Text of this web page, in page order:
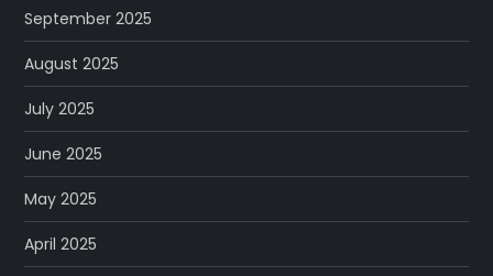
September 2025
August 2025
July 2025
June 2025
May 2025
April 2025